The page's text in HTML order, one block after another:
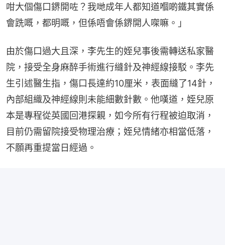
咁大個傷口鎅開咗？我哋成年人都知道嗰啲鐵其實係
會跣嘅，都明嘅，但係唔會係鎅開人㗎嘛。」
由於傷口過大且深，李先生的姪兒事後需轉送私家醫
院，接受全身麻醉手術進行縫針及神經線接駁。李先
生引述醫生指，傷口長達約10厘米，表面縫了14針，
內部組織及神經線則未能細數針數。他嘆道，姪兒原
本是專程從英國回港探親，如今所有行程被迫取消，
目前仍需留院接受物理治療；姪兒情緒亦相當低落，
不願再重提當日經過。